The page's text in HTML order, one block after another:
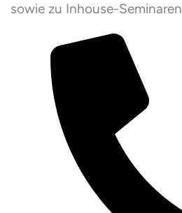
sowie zu Inhouse-Seminaren